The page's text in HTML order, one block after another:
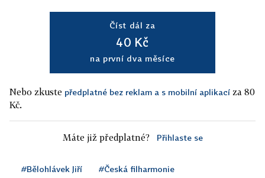
Číst dál za
40 Kč
na první dva měsíce
Nebo zkuste předplatné bez reklam a s mobilní aplikací za 80
Kč.
Máte již předplatné? Přihlaste se
#Bělohlávek Jiří #Česká filharmonie